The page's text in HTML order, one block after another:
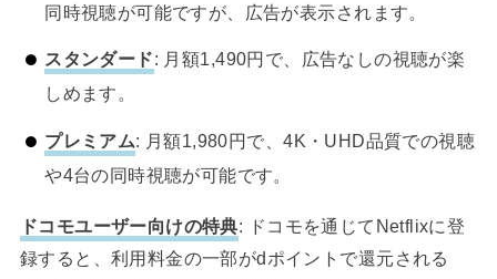
同時視聴が可能ですが、広告が表示されます。
スタンダード: 月額1,490円で、広告なしの視聴が楽
しめます。
プレミアム: 月額1,980円で、4K・UHD品質での視聴
や4台の同時視聴が可能です。
ドコモユーザー向けの特典: ドコモを通じてNetflixに登
録すると、利用料金の一部がdポイントで還元される